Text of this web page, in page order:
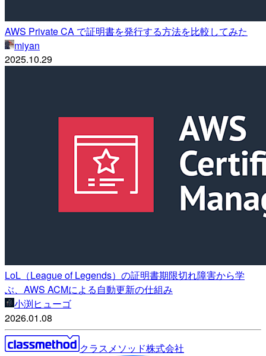
AWS Private CA で証明書を発行する方法を比較してみた
miyan
2025.10.29
LoL（League of Legends）の証明書期限切れ障害から学
ぶ、AWS ACMによる自動更新の仕組み
小渕ヒューゴ
2026.01.08
クラスメソッド株式会社